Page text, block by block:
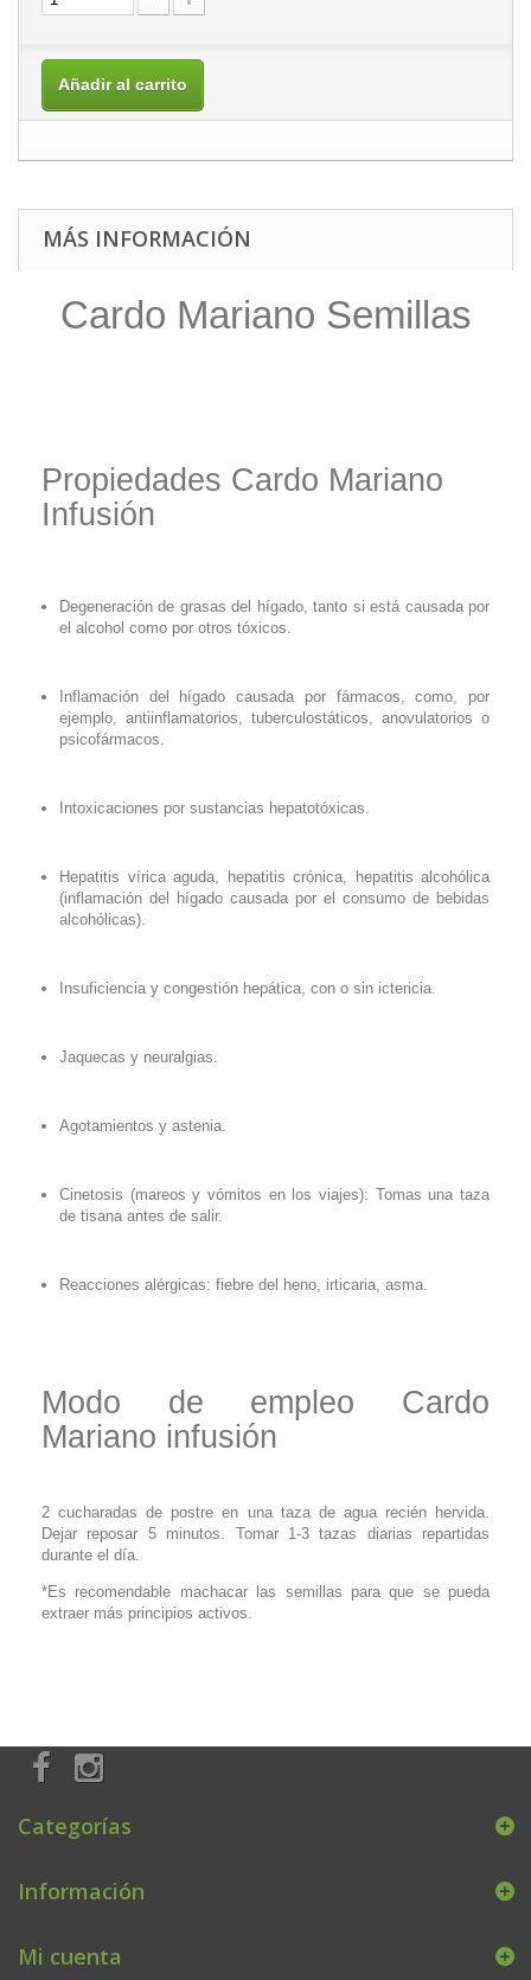
Añadir al carrito
MÁS INFORMACIÓN
Cardo Mariano Semillas
Propiedades Cardo Mariano
Infusión
Degeneración de grasas del hígado, tanto si está causada por
el alcohol como por otros tóxicos.
Inflamación del hígado causada por fármacos, como, por
ejemplo, antiinflamatorios, tuberculostáticos, anovulatorios o
psicofármacos.
Intoxicaciones por sustancias hepatotóxicas.
Hepatitis vírica aguda, hepatitis crónica, hepatitis alcohólica
(inflamación del hígado causada por el consumo de bebidas
alcohólicas).
Insuficiencia y congestión hepática, con o sin ictericia.
Jaquecas y neuralgias.
Agotamientos y astenia.
Cinetosis (mareos y vómitos en los viajes): Tomas una taza
de tisana antes de salir.
Reacciones alérgicas: fiebre del heno, irticaria, asma.
Modo de empleo Cardo
Mariano infusión
2 cucharadas de postre en una taza de agua recién hervida.
Dejar reposar 5 minutos. Tomar 1-3 tazas diarias repartidas
durante el día.
*Es recomendable machacar las semillas para que se pueda
extraer más principios activos.
Categorías
Información
Mi cuenta